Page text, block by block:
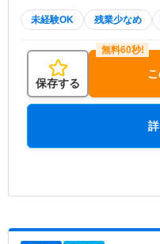
未経験OK 残業少なめ
保存する